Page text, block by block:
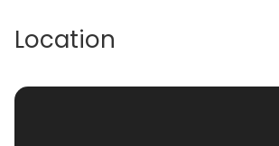
Location